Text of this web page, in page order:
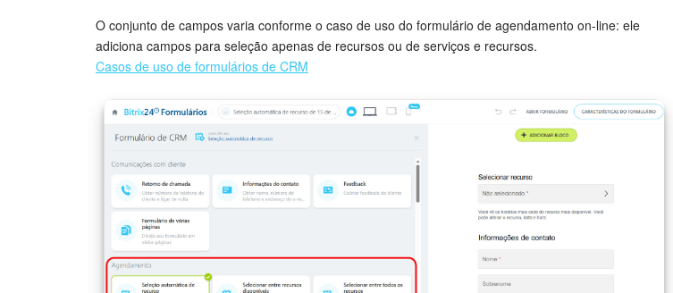
O conjunto de campos varia conforme o caso de uso do formulário de agendamento on-line: ele
adiciona campos para seleção apenas de recursos ou de serviços e recursos.
Casos de uso de formulários de CRM